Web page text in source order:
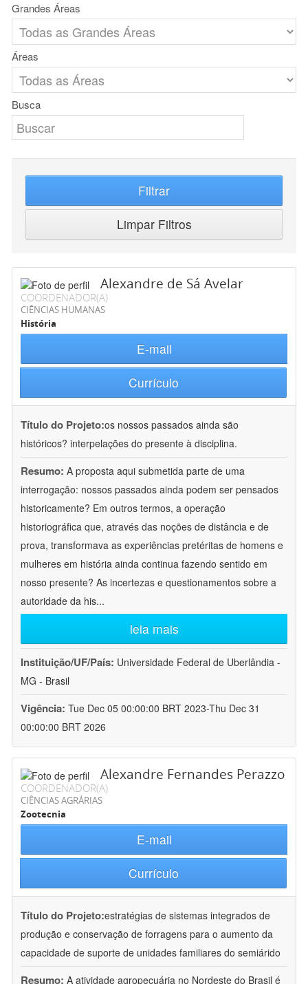
Grandes Áreas
Áreas
Busca
Filtrar
Limpar Filtros
Alexandre de Sá Avelar
COORDENADOR(A)
CIÊNCIAS HUMANAS
História
E-mail
Currículo
Título do Projeto:os nossos passados ainda são
históricos? interpelações do presente à disciplina.
Resumo: A proposta aqui submetida parte de uma
interrogação: nossos passados ainda podem ser pensados
historicamente? Em outros termos, a operação
historiográfica que, através das noções de distância e de
prova, transformava as experiências pretéritas de homens e
mulheres em história ainda continua fazendo sentido em
nosso presente? As incertezas e questionamentos sobre a
autoridade da his...
leia mais
Instituição/UF/País: Universidade Federal de Uberlândia -
MG - Brasil
Vigência: Tue Dec 05 00:00:00 BRT 2023-Thu Dec 31
00:00:00 BRT 2026
Alexandre Fernandes Perazzo
COORDENADOR(A)
CIÊNCIAS AGRÁRIAS
Zootecnia
E-mail
Currículo
Título do Projeto:estratégias de sistemas integrados de
produção e conservação de forragens para o aumento da
capacidade de suporte de unidades familiares do semiárido
Resumo: A atividade agropecuária no Nordeste do Brasil é